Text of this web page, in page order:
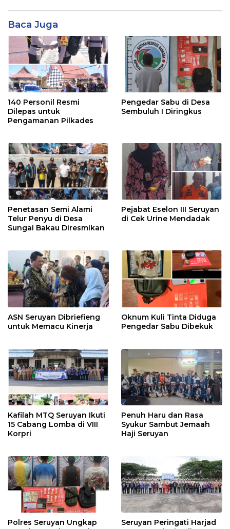
Baca Juga
140 Personil Resmi
Dilepas untuk
Pengamanan Pilkades
Pengedar Sabu di Desa
Sembuluh I Diringkus
Penetasan Semi Alami
Telur Penyu di Desa
Sungai Bakau Diresmikan
Pejabat Eselon III Seruyan
di Cek Urine Mendadak
ASN Seruyan Dibriefieng
untuk Memacu Kinerja
Oknum Kuli Tinta Diduga
Pengedar Sabu Dibekuk
Kafilah MTQ Seruyan Ikuti
15 Cabang Lomba di VIII
Korpri
Penuh Haru dan Rasa
Syukur Sambut Jemaah
Haji Seruyan
Polres Seruyan Ungkap
Seruyan Peringati Harjad